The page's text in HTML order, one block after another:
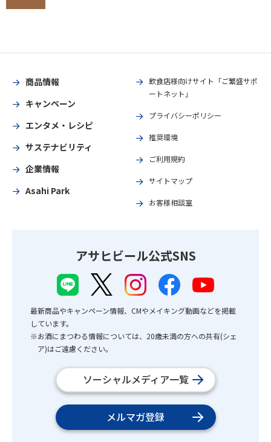
商品情報
キャンペーン
エンタメ・レシピ
サステナビリティ
企業情報
Asahi Park
飲食店様向けサイト「ご繁盛サポ
ートネット」
プライバシーポリシー
推奨環境
ご利用規約
サイトマップ
お客様相談室
アサヒビール公式SNS
最新商品やキャンペーン情報、CMやメイキング動画などを掲載
しています。
※お酒にまつわる情報については、20歳未満の方への共有(シェ
ア)はご遠慮ください。
ソーシャルメディア一覧
メルマガ登録